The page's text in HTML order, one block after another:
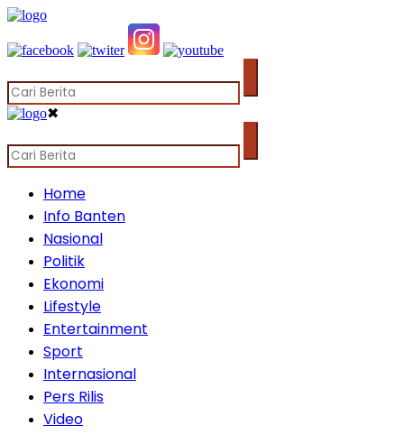
✖
Home
Info Banten
Nasional
Politik
Ekonomi
Lifestyle
Entertainment
Sport
Internasional
Pers Rilis
Video